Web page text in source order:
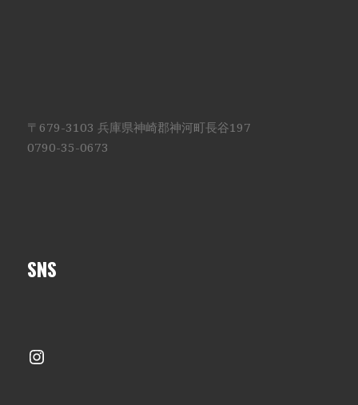
〒679-3103 兵庫県神崎郡神河町長谷197
0790-35-0673
SNS
Instagram